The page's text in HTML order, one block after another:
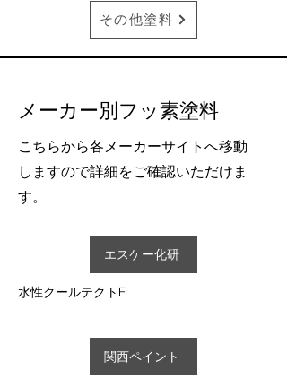
その他塗料
メーカー別フッ素塗料
こちらから各メーカーサイトへ移動
しますので詳細をご確認いただけま
す。
エスケー化研
水性クールテクトF
関西ペイント